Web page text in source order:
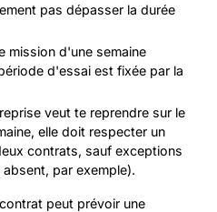
pas dépasser la durée
mission d'une semaine
d'essai est fixée par la
veut te reprendre sur le
elle doit respecter un
contrats, sauf exceptions
par exemple).
peut prévoir une